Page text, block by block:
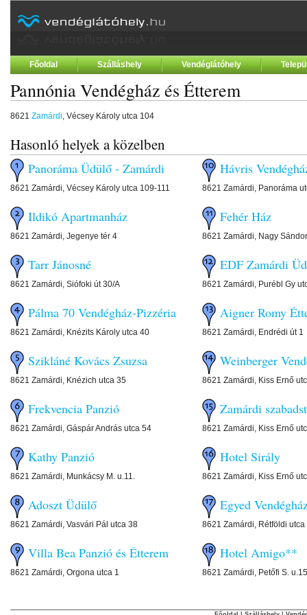
Főoldal Szálláshely Vendéglátóhely
Pannónia Vendégház és Étterem
8621 Zamárdi, Vécsey Károly utca 104
Hasonló helyek a közelben
Panoráma Üdülő - Zamárdi
8621 Zamárdi, Vécsey Károly utca 109-111
Ildikó Apartmanház
8621 Zamárdi, Jegenye tér 4
Tarr Jánosné
8621 Zamárdi, Siófoki út 30/A
Pálma 70 Vendégház-Pizzéria
8621 Zamárdi, Knézits Károly utca 40
Szikláné Kovács Zsuzsa
8621 Zamárdi, Knézich utca 35
Frekvencia Panzió
8621 Zamárdi, Gáspár András utca 54
Kathy Panzió
8621 Zamárdi, Munkácsy M. u.11.
Adoszt Üdülő
8621 Zamárdi, Vasvári Pál utca 38
Villa Bea Panzió és Étterem
8621 Zamárdi, Orgona utca 1
Hávris
8621 Zamárdi, Panoráma
Fehér Ház
8621 Zamárdi, Nagy
EDF Zamárdi
8621 Zamárdi, Purébl Gy
Aigner Romy
8621 Zamárdi, Endrédi út 1
Weinberger
8621 Zamárdi, Kiss Ernő
Zamárdi
8621 Zamárdi, Kiss Ernő
Hotel Sirály
8621 Zamárdi, Kiss Ernő
Egyed
8621 Zamárdi, Rétföldi utca
Hotel Amigo**
8621 Zamárdi, Petőfi S.